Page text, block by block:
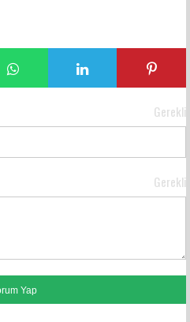
Gerekli
Gerekli